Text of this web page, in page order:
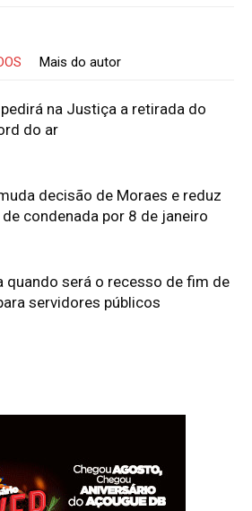
Mais do autor
na Justiça a retirada do
do ar
decisão de Moraes e reduz
de condenada por 8 de janeiro
quando será o recesso de fim de
servidores públicos